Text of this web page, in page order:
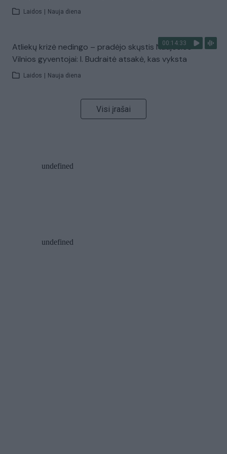
Laidos Nauja diena
00:14:33
Atliekų krizė nedingo – pradėjo skųstis Naujosios
Vilnios gyventojai: I. Budraitė atsakė, kas vyksta
Laidos Nauja diena
Visi įrašai